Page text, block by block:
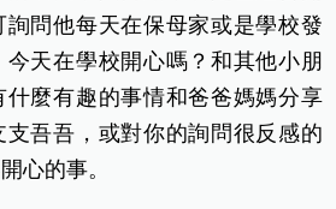
詢問他每天在保母家或是學校發
天在學校開心嗎？和其他小朋
麼有趣的事情和爸爸媽媽分享
吾吾，或對你的詢問很反感的
心的事。